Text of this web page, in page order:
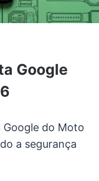
Google
do Moto
a segurança